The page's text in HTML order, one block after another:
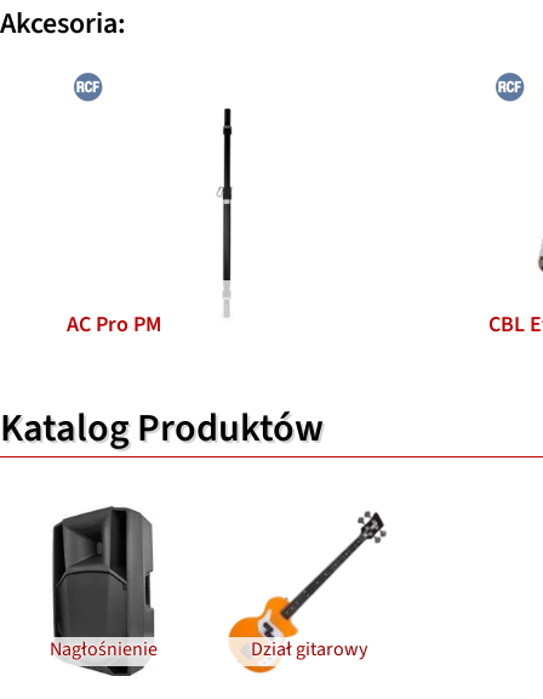
Akcesoria:
AC Pro PM CBL
Katalog Produktów
Nagłośnienie Dział gitarowy